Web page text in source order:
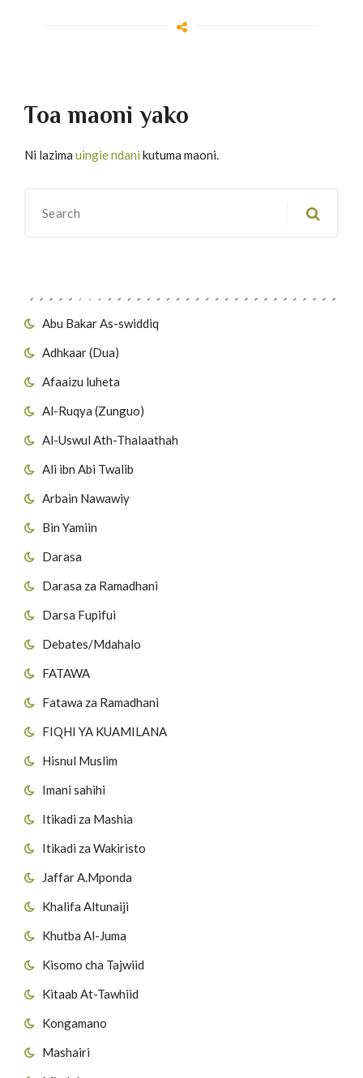
Abu Bakar As-swiddiq
Adhkaar (Dua)
Afaaizu luheta
Al-Ruqya (Zunguo)
Al-Uswul Ath-Thalaathah
Ali ibn Abi Twalib
Arbain Nawawiy
Bin Yamiin
Darasa
Darasa za Ramadhani
Darsa Fupifui
Debates/Mdahalo
FATAWA
Fatawa za Ramadhani
FIQHI YA KUAMILANA
Hisnul Muslim
Imani sahihi
Itikadi za Mashia
Itikadi za Wakiristo
Jaffar A.Mponda
Khalifa Altunaiji
Khutba Al-Juma
Kisomo cha Tajwiid
Kitaab At-Tawhiid
Kongamano
Mashairi
Toa maoni yako
Ni lazima uingie ndani kutuma maoni.